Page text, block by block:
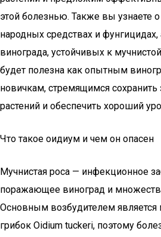
этой болезнью. Также вы узнаете
народных средствах и фунгицидах,
винограда, устойчивых к
будет полезна как опытным
новичкам, стремящимся
растений и обеспечить хороший
Что такое оидиум и чем он опасен
Мучнистая роса — инфекционное
поражающее виноград и
Основным возбудителем является
грибок Oidium tuckeri, поэтому